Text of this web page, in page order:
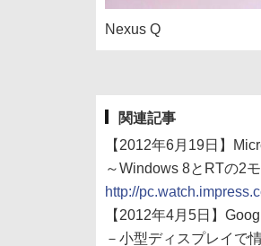
Nexus Q
関連記事
【2012年6月19日】
～Windows 8とRTの2
http://
【2012年4月5日】
－小型ディスプレイで